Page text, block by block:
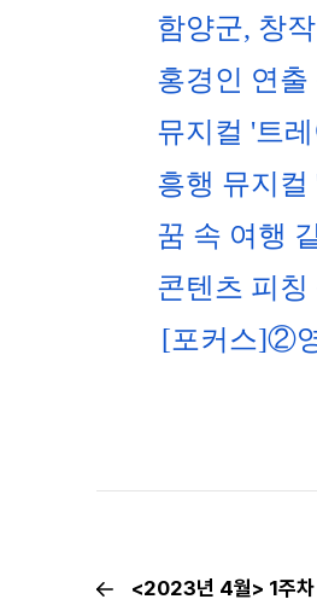
함양군, 창
홍경인 연출
뮤지컬 '트
흥행 뮤지
꿈 속 여행
콘텐츠 피칭
[포커스]②
<2023년 4월> 1주차